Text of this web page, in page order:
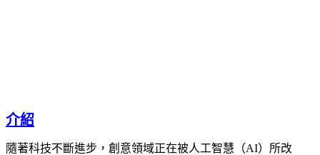
介紹
隨著科技不斷進步，創意領域正在被人工智慧（AI）所改